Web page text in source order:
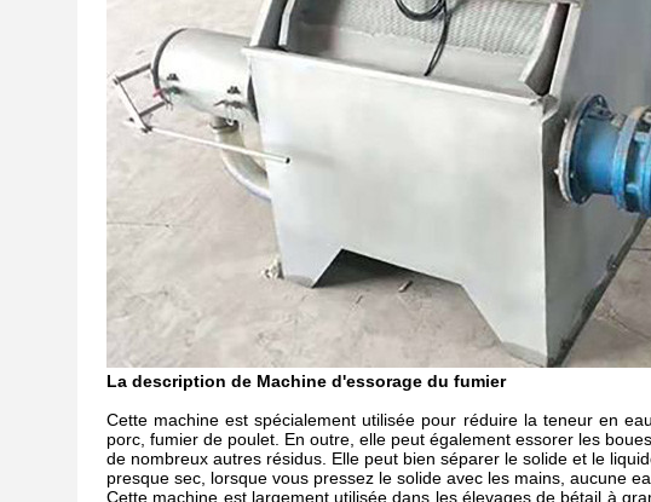
La description de Machine d'essorage du fumier
Cette machine est spécialement utilisée pour réduire la teneur en
porc, fumier de poulet. En outre, elle peut également essorer les
de nombreux autres résidus. Elle peut bien séparer le solide et le
presque sec, lorsque vous pressez le solide avec les mains, aucune
Cette machine est largement utilisée dans les élevages de bétail à